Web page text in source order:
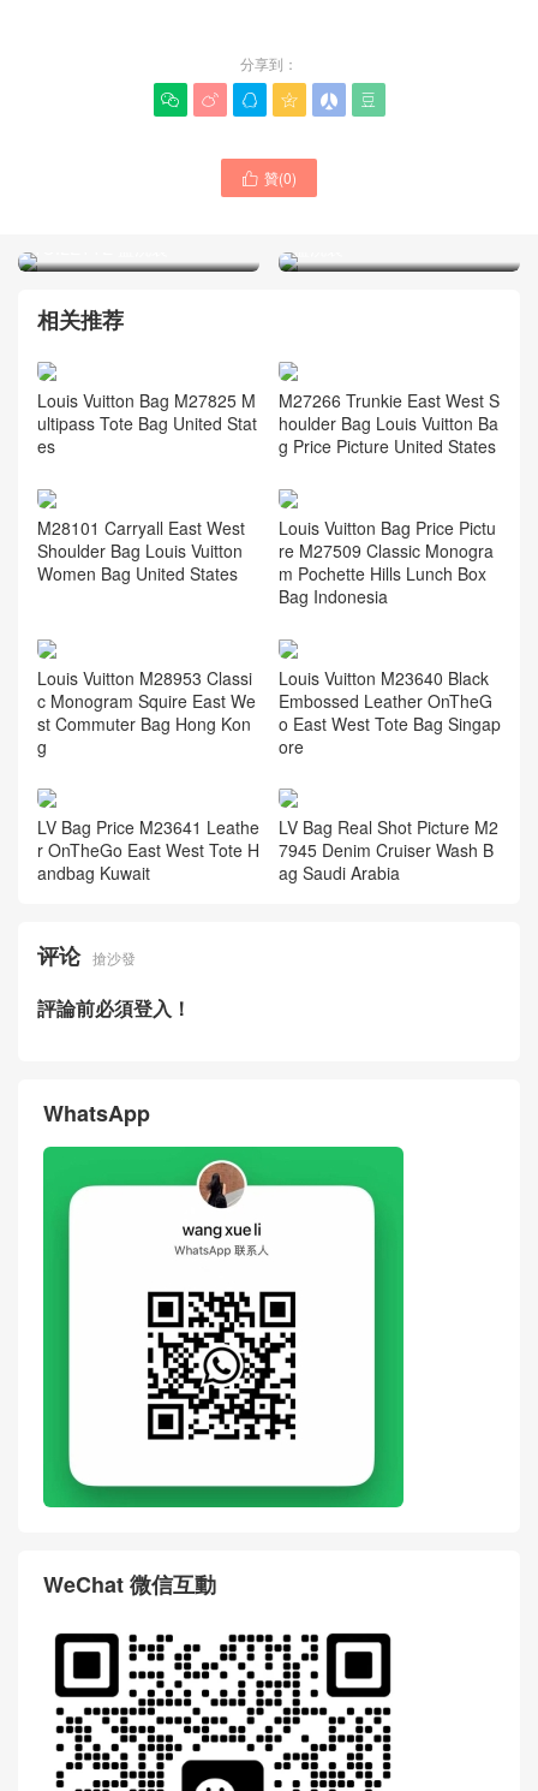
分享到：
     
 贊(0)
M46037 LV包包USA官網代
TOILETTE 盥洗袋
LOUIS VUITTON品牌包包官
盥洗袋
相关推荐
Louis Vuitton Bag M27825 M
ultipass Tote Bag United Stat
es
M27266 Trunkie East West S
houlder Bag Louis Vuitton Ba
g Price Picture United States
M28101 Carryall East West
Shoulder Bag Louis Vuitton
Women Bag United States
Louis Vuitton Bag Price Pictu
re M27509 Classic Monogra
m Pochette Hills Lunch Box
Bag Indonesia
Louis Vuitton M28953 Classi
c Monogram Squire East We
st Commuter Bag Hong Kon
g
Louis Vuitton M23640 Black
Embossed Leather OnTheG
o East West Tote Bag Singap
ore
LV Bag Price M23641 Leathe
r OnTheGo East West Tote H
andbag Kuwait
LV Bag Real Shot Picture M2
7945 Denim Cruiser Wash B
ag Saudi Arabia
评论 搶沙發
評論前必須登入！
WhatsApp
WeChat 微信互動